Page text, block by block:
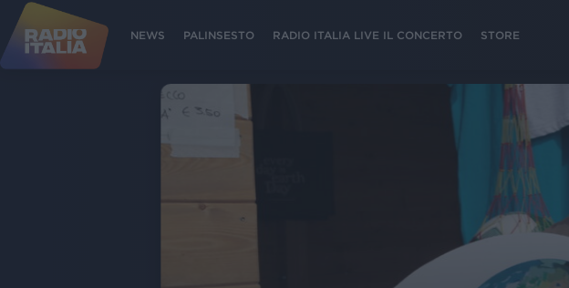
NEWS PALINSESTO RADIO ITALIA LIVE IL CONCERTO STORE